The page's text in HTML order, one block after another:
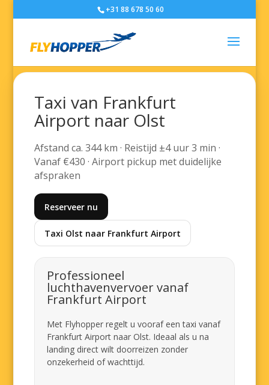
+31 88 678 50 60
Taxi van Frankfurt
Airport naar Olst
Afstand ca. 344 km · Reistijd ±4 uur 3 min ·
Vanaf €430 · Airport pickup met duidelijke
afspraken
Reserveer nu
Taxi Olst naar Frankfurt Airport
Professioneel
luchthavenvervoer vanaf
Frankfurt Airport
Met Flyhopper regelt u vooraf een taxi vanaf
Frankfurt Airport naar Olst. Ideaal als u na
landing direct wilt doorreizen zonder
onzekerheid of wachttijd.